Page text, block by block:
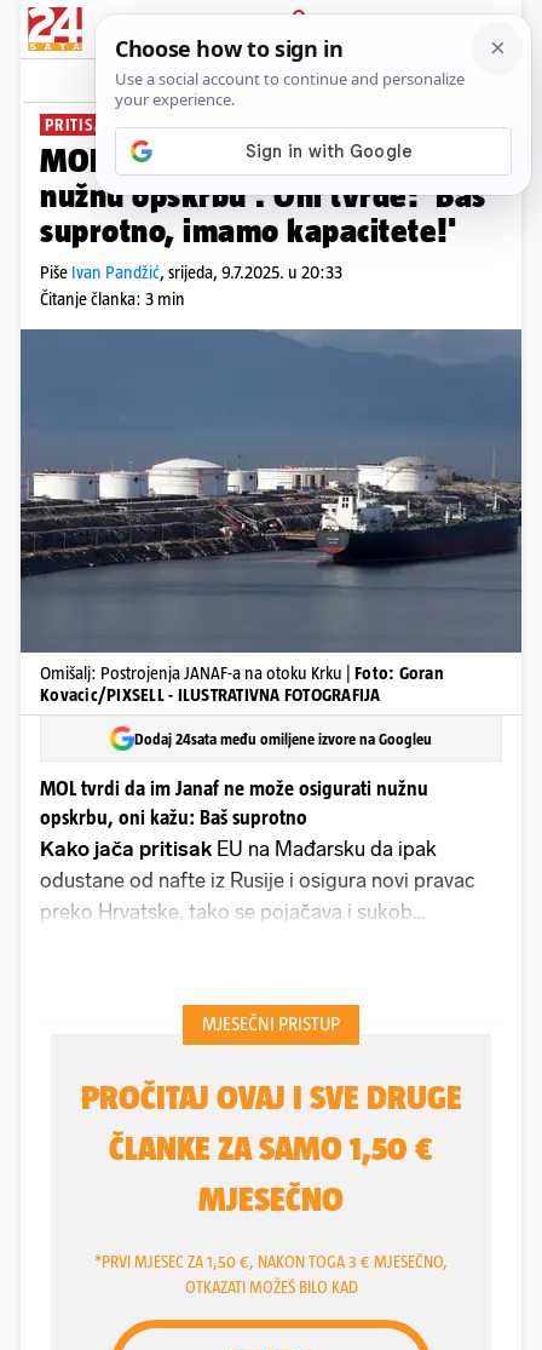
PRIJAVA
News Komentari
PRITISAK IZ EU ZBOG RUSKE NAFTE PLUS+
MOL: 'Janaf ne može osigurati
nužnu opskrbu'. Oni tvrde: 'Baš
suprotno, imamo kapacitete!'
Piše Ivan Pandžić, srijeda, 9.7.2025. u 20:33
Čitanje članka: 3 min
Omišalj: Postrojenja JANAF-a na otoku Krku | Foto: Goran
Kovacic/PIXSELL - ILUSTRATIVNA FOTOGRAFIJA
Dodaj 24sata među omiljene izvore na Googleu
MOL tvrdi da im Janaf ne može osigurati nužnu
opskrbu, oni kažu: Baš suprotno
Kako jača pritisak EU na Mađarsku da ipak
odustane od nafte iz Rusije i osigura novi pravac
preko Hrvatske, tako se pojačava i sukob
testiranje Janafova naftovoda od Omišlja prema
Mađarskoj. Iako su rezultati poznati, tumačenja